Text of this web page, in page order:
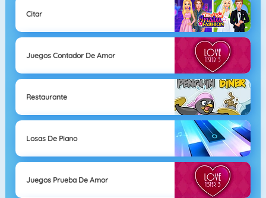
Citar
Juegos Contador De Amor
Restaurante
Losas De Piano
Juegos Prueba De Amor